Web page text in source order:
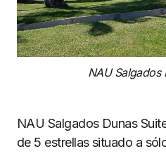
NAU Salgados
NAU Salgados Dunas
de 5 estrellas situado a